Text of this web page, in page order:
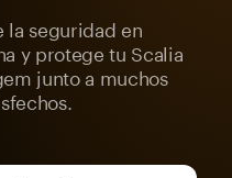
la seguridad en
y protege tu Scalia
junto a muchos